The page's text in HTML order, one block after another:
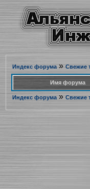
Индекс форума» Свежие
Имя форума
Индекс форума » Свежие